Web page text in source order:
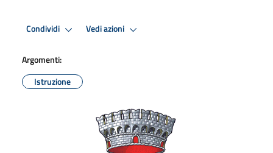
Condividi Vedi azioni
Argomenti:
Istruzione